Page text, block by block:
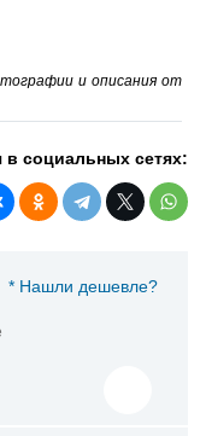
и описания от
в социальных сетях:
* Нашли дешевле?